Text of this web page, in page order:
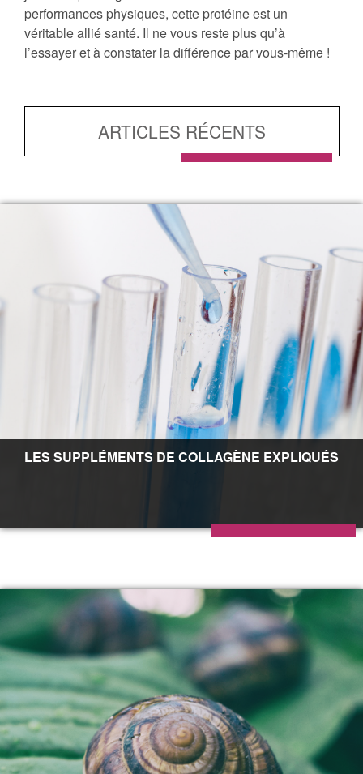
performances physiques, cette protéine est un
véritable allié santé. Il ne vous reste plus qu’à
l’essayer et à constater la différence par vous-même !
ARTICLES RÉCENTS
LES SUPPLÉMENTS DE COLLAGÈNE EXPLIQUÉS